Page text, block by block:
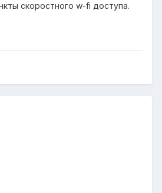
скоростного w-fi доступа.